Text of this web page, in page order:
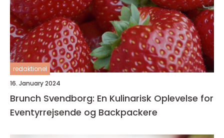
redaktionel
16. January 2024
Brunch Svendborg: En Kulinarisk Oplevelse for
Eventyrrejsende og Backpackere